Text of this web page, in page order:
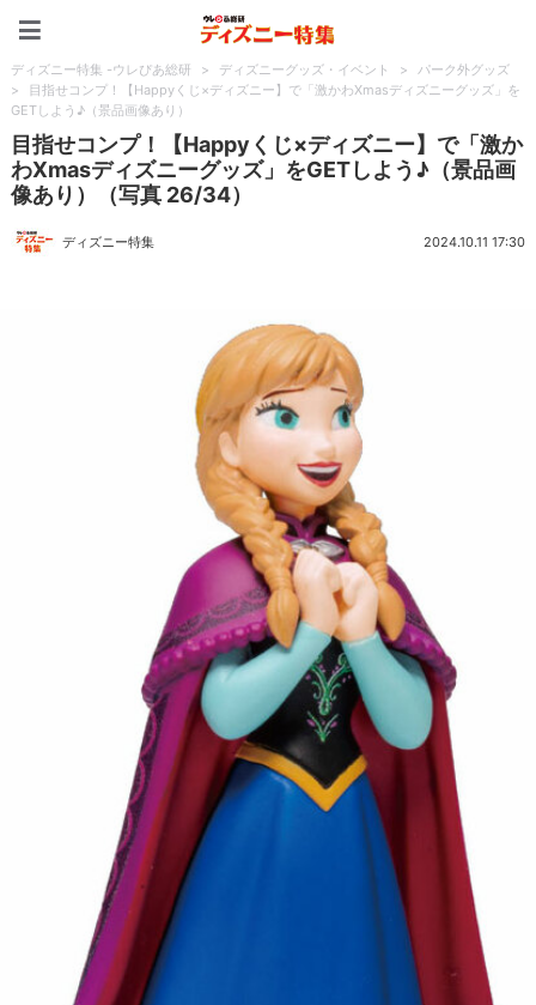
ディズニー特集 -ウレぴあ総研 > ディズニーグッズ・イベント >
パーク外グッズ
>
目指せコンプ！【Happyくじ×ディズニー】で「激かわXmasディズニーグッズ」を
GETしよう♪（景品画像あり）
目指せコンプ！【Happyくじ×ディズニー】で「激か
わXmasディズニーグッズ」をGETしよう♪（景品画
像あり）（写真 26/34）
ディズニー特集 2024.10.11 17:30